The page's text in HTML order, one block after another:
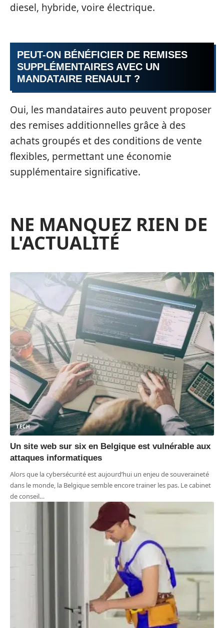
diesel, hybride, voire électrique.
PEUT-ON BÉNÉFICIER DE REMISES
SUPPLÉMENTAIRES AVEC UN
MANDATAIRE RENAULT ?
Oui, les mandataires auto peuvent proposer
des remises additionnelles grâce à des
achats groupés et des conditions de vente
flexibles, permettant une économie
supplémentaire significative.
NE MANQUEZ RIEN DE
L'ACTUALITÉ
TECH
Un site web sur six en Belgique est vulnérable aux
attaques informatiques
Alors que la cybersécurité est aujourd’hui un enjeu de souveraineté
dans le monde, la Belgique semble encore trainer les pas. Le cabinet
de conseil…